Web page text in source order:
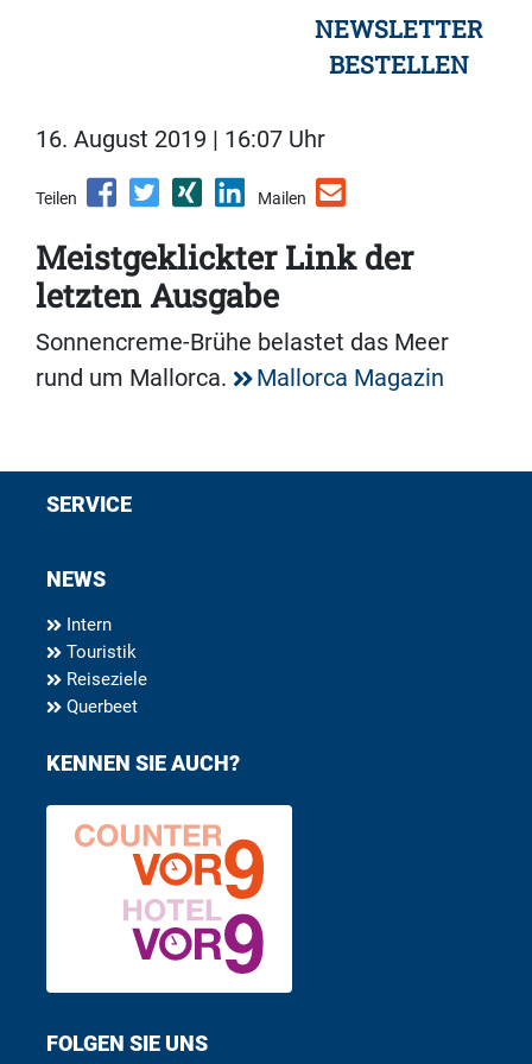
NEWSLETTER
BESTELLEN
16. August 2019 | 16:07 Uhr
Teilen Mailen
Meistgeklickter Link der
letzten Ausgabe
Sonnencreme-Brühe belastet das Meer
rund um Mallorca.
Mallorca Magazin
SERVICE
NEWS
Intern
Touristik
Reiseziele
Querbeet
KENNEN SIE AUCH?
FOLGEN SIE UNS